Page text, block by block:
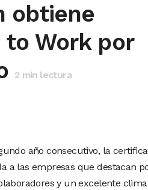
obtiene
Work por
2 min lectura
año consecutivo, la
a las empresas que destacan
y un excelente clima